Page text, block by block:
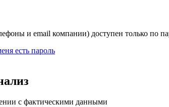
и email компании) доступен только по
есть пароль
с фактическими данными